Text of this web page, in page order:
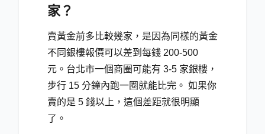
家？
賣黃金前多比較幾家，是因為同樣的黃金
不同銀樓報價可以差到每錢 200-500
元。台北市一個商圈可能有 3-5 家銀樓，
步行 15 分鐘內跑一圈就能比完。 如果你
賣的是 5 錢以上，這個差距就很明顯
了。